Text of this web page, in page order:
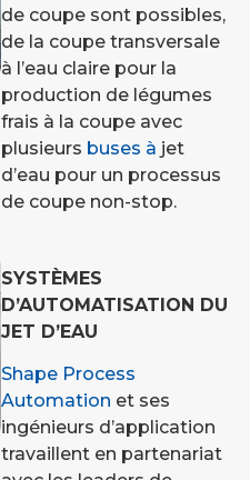
de coupe sont possibles,
de la coupe transversale
à l’eau claire pour la
production de légumes
frais à la coupe avec
plusieurs buses à jet
d’eau pour un processus
de coupe non-stop.
SYSTÈMES
D’AUTOMATISATION DU
JET D’EAU
Shape Process
Automation et ses
ingénieurs d’application
travaillent en partenariat